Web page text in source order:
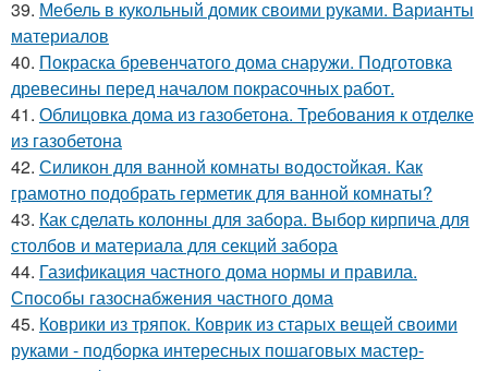
39. Мебель в кукольный домик своими руками. Варианты
материалов
40. Покраска бревенчатого дома снаружи. Подготовка
древесины перед началом покрасочных работ.
41. Облицовка дома из газобетона. Требования к отделке
из газобетона
42. Силикон для ванной комнаты водостойкая. Как
грамотно подобрать герметик для ванной комнаты?
43. Как сделать колонны для забора. Выбор кирпича для
столбов и материала для секций забора
44. Газификация частного дома нормы и правила.
Способы газоснабжения частного дома
45. Коврики из тряпок. Коврик из старых вещей своими
руками - подборка интересных пошаговых мастер-